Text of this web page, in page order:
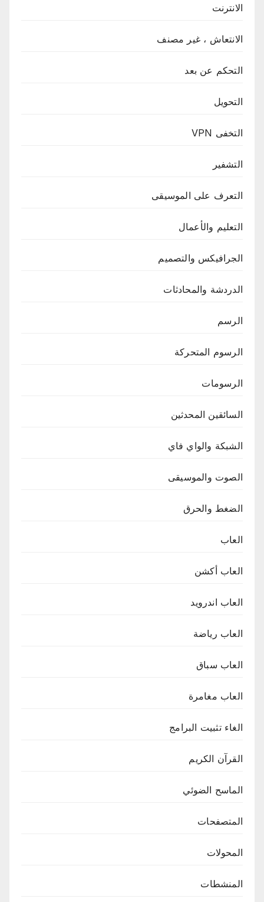
الانترنت
الانتعاش ، غير مصنف
التحكم عن بعد
التحويل
التخفى VPN
التشفير
التعرف على الموسيقى
التعليم والأعمال
الجرافيكس والتصميم
الدردشة والمحادثات
الرسم
الرسوم المتحركة
الرسومات
السائقين المحدثين
الشبكة والواي فاي
الصوت والموسيقى
الضغط والحرق
العاب
العاب أكشن
العاب اندرويد
العاب رياضة
العاب سباق
العاب مغامرة
الغاء تثبيت البرامج
القرآن الكريم
الماسح الضوئي
المتصفحات
المحولات
المنشطات